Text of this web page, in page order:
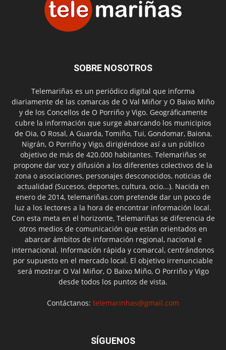
SOBRE NOSOTROS
Telemariñas es un periódico digital que informa
diariamente de las comarcas de O Val Miñor y O Baixo Miño
y de los Concellos de O Porriño y Vigo. Geográficamente
cubre la información que surge abarcando los municipios
de Oia, O Rosal, A Guarda, Tomiño, Tui, Gondomar, Baiona,
Nigrán, O Porriño y Vigo, dirigiéndose así a un público
objetivo de más de 420.000 habitantes. Telemariñas se
propone dar voz y difusión a los diferentes colectivos de la
zona o asociaciones, personajes desconocidos, noticias de
actualidad (Sucesos, deportes, cultura, ocio...). Nacida en
enero de 2014, telemariñas.com pretende dar un poco de
luz a los lectores a la hora de encontrar información local.
Con esta meta en el horizonte, Telemariñas se diferencia de
otros medios de comunicación que están orientados en
abarcar ámbitos de información regional, nacional e
internacional. Información rápida y comarcal, centrándonos
por supuesto en el mercado local. El objetivo irrenunciable
será mostrar O Val Miñor, O Baixo Miño, O Porriño y Vigo
desde todos los puntos de vista.
Contáctanos: telemarinhas@gmail.com
SÍGUENOS